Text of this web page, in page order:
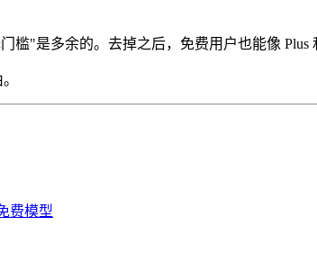
"是多余的。去掉之后，免费用户也能像 Plus
费模型